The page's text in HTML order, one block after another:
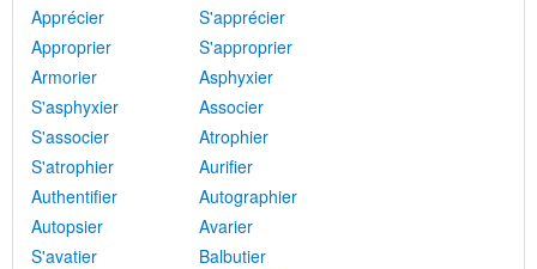
Apprécier
S'apprécier
Approprier
S'approprier
Armorier
Asphyxier
S'asphyxier
Associer
S'associer
Atrophier
S'atrophier
Aurifier
Authentifier
Autographier
Autopsier
Avarier
S'avatier
Balbutier